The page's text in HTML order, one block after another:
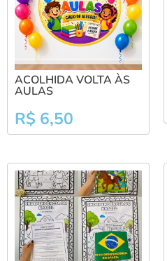
ACOLHIDA VOLTA ÀS
AULAS
R$ 6,50